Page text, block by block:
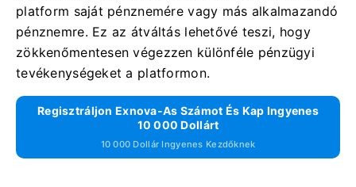
platform saját pénznemére vagy más alkalmazandó
pénznemre. Ez az átváltás lehetővé teszi, hogy
zökkenőmentesen végezzen különféle pénzügyi
tevékenységeket a platformon.
Regisztráljon Exnova-As Számot És Kap Ingyenes
10 000 Dollárt
10 000 Dollár Ingyenes Kezdőknek